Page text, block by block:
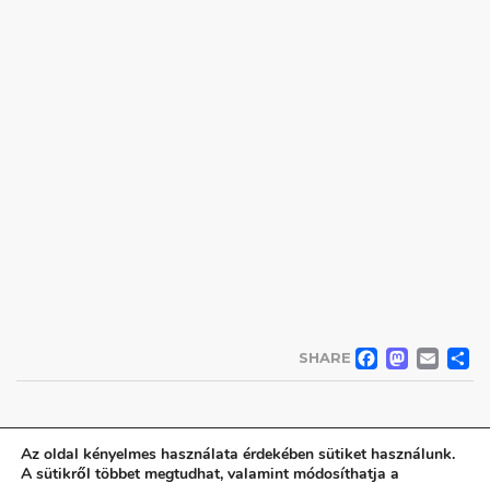
SHARE
Az oldal kényelmes használata érdekében sütiket használunk.
A sütikről többet megtudhat, valamint módosíthatja a